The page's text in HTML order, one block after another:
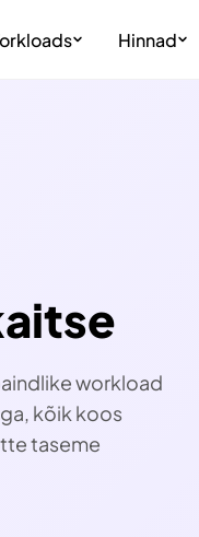
Hinnad
workload
kõik koos
taseme